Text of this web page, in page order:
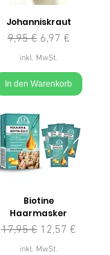
Johanniskraut
Standardpreis
9,95 € Sale-Preis
6,97 €
inkl. MwSt.
In den Warenkorb
Biotine
Haarmasker
Standardpreis
17,95 € Sale-Preis
12,57 €
inkl. MwSt.